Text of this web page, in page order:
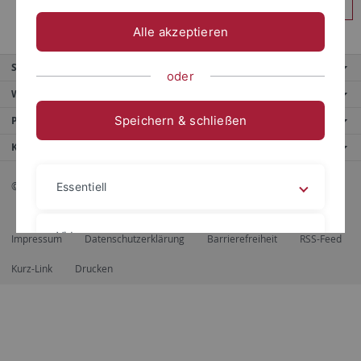
Service
Weitere Angebote
Portale
Kontaktinfo
© 2026 Eberhard Karls Universität Tübingen, Tübingen
Impressum Datenschutzerklärung Barrierefreiheit RSS-Feed
Kurz-Link Drucken
Alle akzeptieren
oder
Speichern & schließen
Essentiell
Videos